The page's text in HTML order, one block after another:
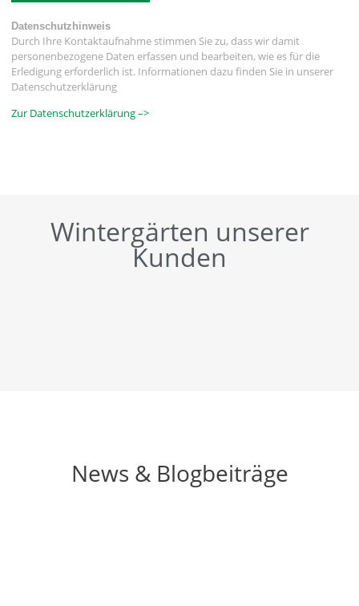
Datenschutzhinweis
Durch Ihre Kontaktaufnahme stimmen Sie zu, dass wir damit
personenbezogene Daten erfassen und bearbeiten, wie es für die
Erledigung erforderlich ist. Informationen dazu finden Sie in unserer
Datenschutzerklärung
Zur Datenschutzerklärung –>
Wintergärten unserer
Kunden
News & Blogbeiträge